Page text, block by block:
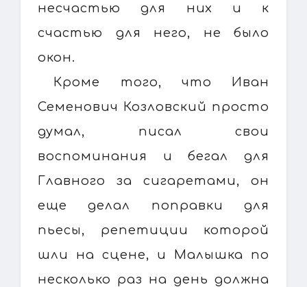
несчастью для них и к
счастью для него, не было
окон.
Кроме того, что Иван
Семенович Козловский просто
думал, писал свои
воспоминания и бегал для
Главного за сигаретами, он
еще делал поправки для
пьесы, репетиции которой
шли на сцене, и Малышка по
несколько раз на день должна